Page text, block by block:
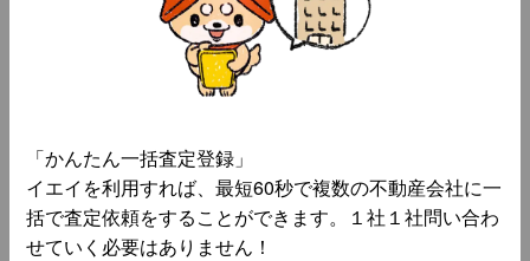
「かんたん一括査定登録」
イエイを利用すれば、最短60秒で複数の不動産会社に一
括で査定依頼をすることができます。１社１社問い合わ
せていく必要はありません！